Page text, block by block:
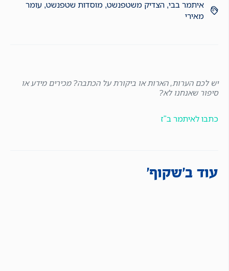
איתמר בבי, הצדיק משטפנשט, מוסדות שטפנשט, עומר
מאירי
יש לכם הערות, הארות או ביקורת על הכתבה? מכירים מידע או
סיפור שאנחנו לא?
כתבו לאיתמר ב"ז
עוד ב'שקוף'